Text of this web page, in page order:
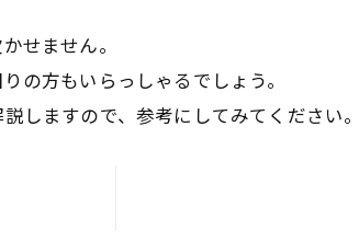
せません。
の方もいらっしゃるでしょう。
しますので、参考にしてみてください